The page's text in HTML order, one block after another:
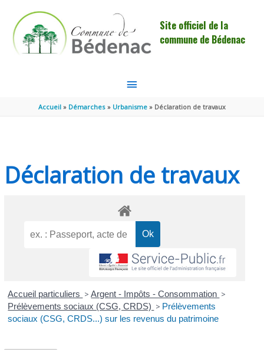
Site officiel de la
commune de Bédenac
MENU
PRINCIPAL
Accueil Démarches Urbanisme Déclaration de travaux
Déclaration de travaux
Accueil particuliers > Argent - Impôts - Consommation >
Prélèvements sociaux (CSG, CRDS) > Prélèvements
sociaux (CSG, CRDS...) sur les revenus du patrimoine